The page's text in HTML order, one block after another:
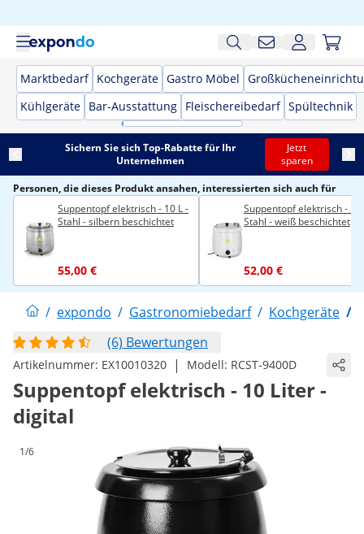
Marktbedarf Kochgeräte Gastro Möbel
Kühlgeräte Bar-Ausstattung Fleischereibedarf Spültechnik
Sichern Sie sich Top-Rabatte für Ihr
Unternehmen
Jetzt
sparen
Personen, die dieses Produkt ansahen, interessierten sich auch für
Suppentopf elektrisch - 10 L -
Stahl - silbern beschichtet
55,00 €
Suppentopf elektrisch - 10
Stahl - weiß beschichtet
52,00 €
/ expondo / Gastronomiebedarf / Kochgeräte /
(6) Bewertungen
Artikelnummer: EX10010320 | Modell: RCST-9400D
Suppentopf elektrisch - 10 Liter -
digital
1/6